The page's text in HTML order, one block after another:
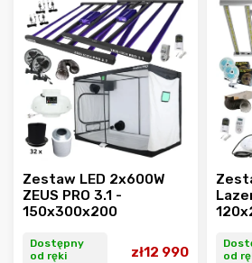
Najczęściej sprzedawane
Alfabetycznie
Zestaw LED 2x600W
ZEUS PRO 3.1 -
150x300x200
Dostępny
od ręki
zł12 990
od